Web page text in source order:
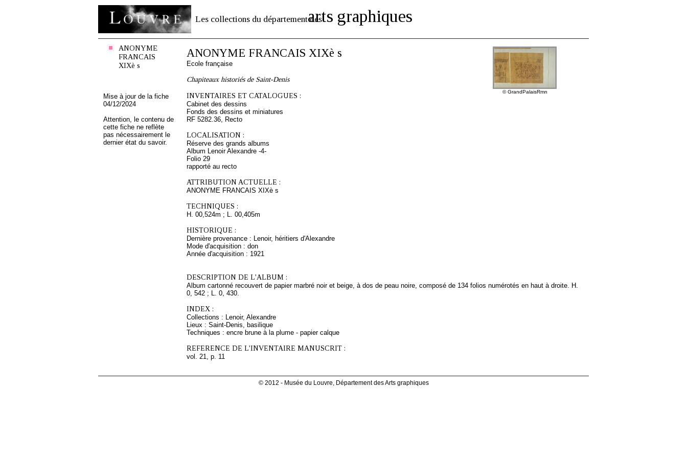
Les collections du département desarts graphiques
ANONYME
FRANCAIS
XIXè s
Mise à jour de la fiche
04/12/2024
Attention, le contenu de
cette fiche ne reflète
pas nécessairement le
dernier état du savoir.
© GrandPalaisRmn
ANONYME FRANCAIS XIXè s
Ecole française
Chapiteaux historiés de Saint-Denis
INVENTAIRES ET CATALOGUES :
Cabinet des dessins
Fonds des dessins et miniatures
RF 5282.36, Recto
LOCALISATION :
Réserve des grands albums
Album Lenoir Alexandre -4-
Folio 29
rapporté au recto
ATTRIBUTION ACTUELLE :
ANONYME FRANCAIS XIXè s
TECHNIQUES :
H. 00,524m ; L. 00,405m
HISTORIQUE :
Dernière provenance : Lenoir, héritiers d'Alexandre
Mode d'acquisition : don
Année d'acquisition : 1921
DESCRIPTION DE L'ALBUM :
Album cartonné recouvert de papier marbré noir et beige, à dos de peau noire, composé de 134 folios numérotés en haut à droite. H.
0, 542 ; L. 0, 430.
INDEX :
Collections : Lenoir, Alexandre
Lieux : Saint-Denis, basilique
Techniques : encre brune à la plume - papier calque
REFERENCE DE L'INVENTAIRE MANUSCRIT :
vol. 21, p. 11
© 2012 - Musée du Louvre, Département des Arts graphiques